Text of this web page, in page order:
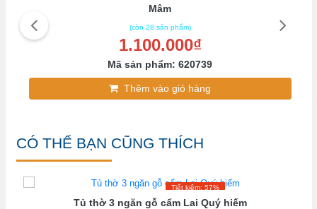
Mâm
(còn 28 sản phẩm)
1.100.000₫
Mã sản phẩm: 620739
Thêm vào giỏ hàng
CÓ THỂ BẠN CŨNG THÍCH
Tiết kiệm: 57%
Tủ thờ 3 ngăn gỗ cẩm Lai Quý hiếm